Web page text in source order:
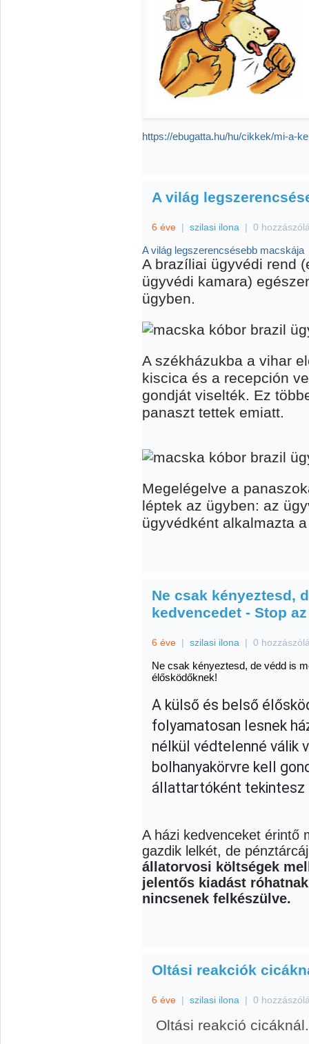
https://ebugatta.hu/hu/cikkek/mi-a-
A világ
6 éve | szilasi ilona | 0
A világ legszerencsésebb macskája
A brazíliai ügyvédi rend
ügyvédi kamara)
ügyben.
A székházukba a vihar
kiscica és a recepción
gondját viselték. Ez
panaszt tettek emiatt.
Megelégelve a
léptek az ügyben: az
ügyvédként alkalmazta
Ne csak kényeztesd,
kedvencedet - Stop
6 éve | szilasi ilona | 0
Ne csak kényeztesd, de védd is
élősködőknek!
A külső és belső
folyamatosan lesnek
nélkül védtelenné válik
bolhanyakörvre kell
állattartóként tekintesz
A házi kedvenceket érintő
gazdik lelkét, de
állatorvosi költségek
jelentős kiadást
nincsenek felkészülve.
Oltási reakciók
6 éve | szilasi ilona | 0
Oltási reakció cicáknál.